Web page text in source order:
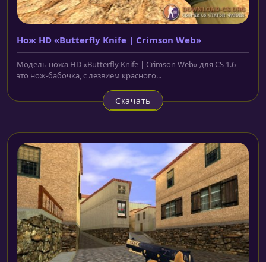
Нож HD «Butterfly Knife | Crimson Web»
Модель ножа HD «Butterfly Knife | Crimson Web» для CS 1.6 -
это нож-бабочка, с лезвием красного...
Скачать